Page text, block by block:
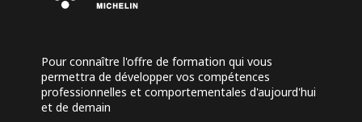
Pour connaître l'offre de formation qui vous
permettra de développer vos compétences
professionnelles et comportementales d'aujourd'hui
et de demain